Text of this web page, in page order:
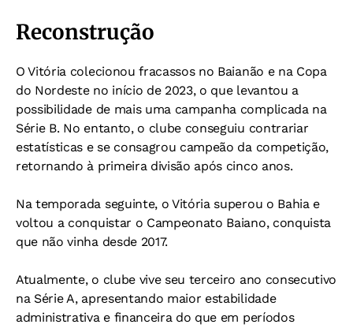
Reconstrução
O Vitória colecionou fracassos no Baianão e na Copa
do Nordeste no início de 2023, o que levantou a
possibilidade de mais uma campanha complicada na
Série B. No entanto, o clube conseguiu contrariar
estatísticas e se consagrou campeão da competição,
retornando à primeira divisão após cinco anos.
Na temporada seguinte, o Vitória superou o Bahia e
voltou a conquistar o Campeonato Baiano, conquista
que não vinha desde 2017.
Atualmente, o clube vive seu terceiro ano consecutivo
na Série A, apresentando maior estabilidade
administrativa e financeira do que em períodos